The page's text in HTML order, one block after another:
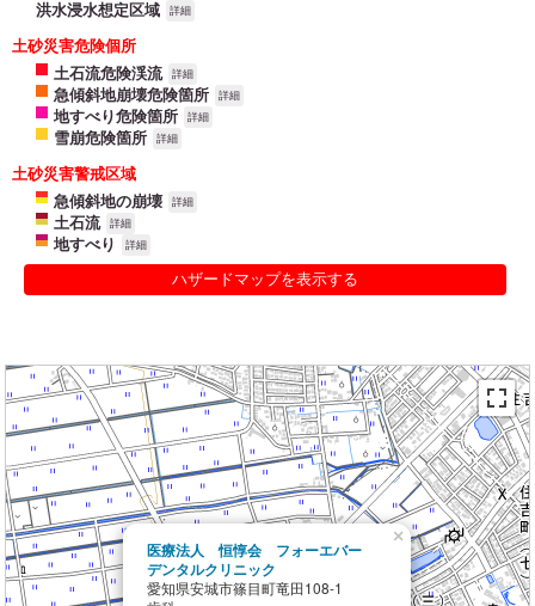
洪水浸水想定区域 詳細
土砂災害危険個所
土石流危険渓流
詳細
急傾斜地崩壊危険箇所 詳細
地すべり危険箇所 詳細
雪崩危険箇所 詳細
土砂災害警戒区域
急傾斜地の崩壊
詳細
土石流 詳細
地すべり 詳細
ハザードマップを表示する
医療法人 恒惇会 フォーエバー
デンタルクリニック
愛知県安城市篠目町竜田108-1
×